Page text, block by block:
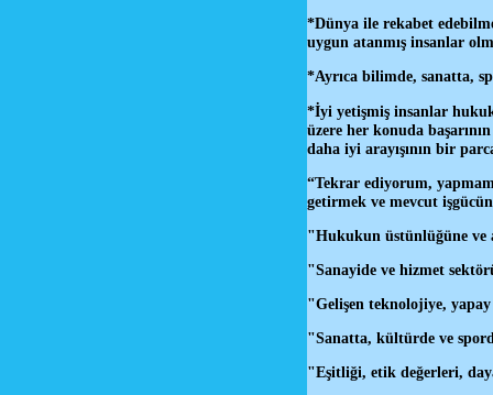
*Dünya ile rekabet
uygun atanmış insanlar
*Ayrıca bilimde, sanatta,
*İyi yetişmiş insanlar
üzere her konuda
daha iyi arayışının bir
“Tekrar ediyorum,
getirmek ve mevcut
"Hukukun üstünlüğüne ve
"Sanayide ve hizmet
"Gelişen teknolojiye,
"Sanatta, kültürde ve
"Eşitliği, etik değerleri,